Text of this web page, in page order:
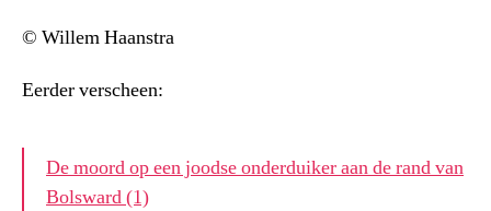
© Willem Haanstra
Eerder verscheen:
De moord op een joodse onderduiker aan de rand van
Bolsward (1)